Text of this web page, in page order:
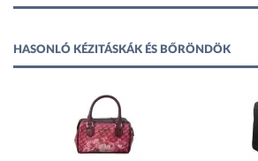
HASONLÓ KÉZITÁSKÁK ÉS BŐRÖNDÖK